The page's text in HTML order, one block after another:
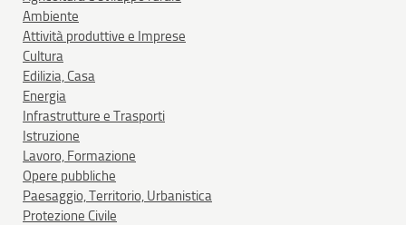
Ambiente
Attività produttive e Imprese
Cultura
Edilizia, Casa
Energia
Infrastrutture e Trasporti
Istruzione
Lavoro, Formazione
Opere pubbliche
Paesaggio, Territorio, Urbanistica
Protezione Civile